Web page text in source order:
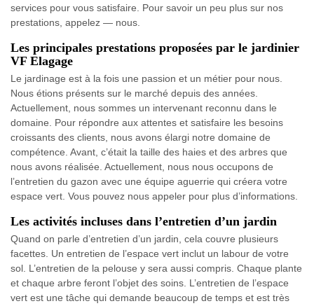
services pour vous satisfaire. Pour savoir un peu plus sur nos
prestations, appelez — nous.
Les principales prestations proposées par le jardinier
VF Elagage
Le jardinage est à la fois une passion et un métier pour nous.
Nous étions présents sur le marché depuis des années.
Actuellement, nous sommes un intervenant reconnu dans le
domaine. Pour répondre aux attentes et satisfaire les besoins
croissants des clients, nous avons élargi notre domaine de
compétence. Avant, c’était la taille des haies et des arbres que
nous avons réalisée. Actuellement, nous nous occupons de
l’entretien du gazon avec une équipe aguerrie qui créera votre
espace vert. Vous pouvez nous appeler pour plus d’informations.
Les activités incluses dans l’entretien d’un jardin
Quand on parle d’entretien d’un jardin, cela couvre plusieurs
facettes. Un entretien de l’espace vert inclut un labour de votre
sol. L’entretien de la pelouse y sera aussi compris. Chaque plante
et chaque arbre feront l’objet des soins. L’entretien de l’espace
vert est une tâche qui demande beaucoup de temps et est très